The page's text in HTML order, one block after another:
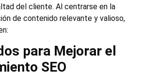
del cliente. Al centrarse en la
de contenido relevante y valioso,
para Mejorar el
SEO